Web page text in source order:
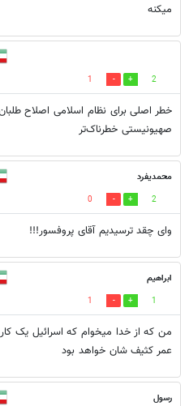
میکنه
2
1
خطر اصلی برای نظام اسلامی اصلاح
صهیونیستی خطرناک‌تر
محمدیفرد
2
0
وای چقد ترسیدیم آقای پروفسور!!!
ابراهیم
1
1
من که از خدا میخوام که اسرائیل یک
عمر کثیف شان خواهد بود
رسول